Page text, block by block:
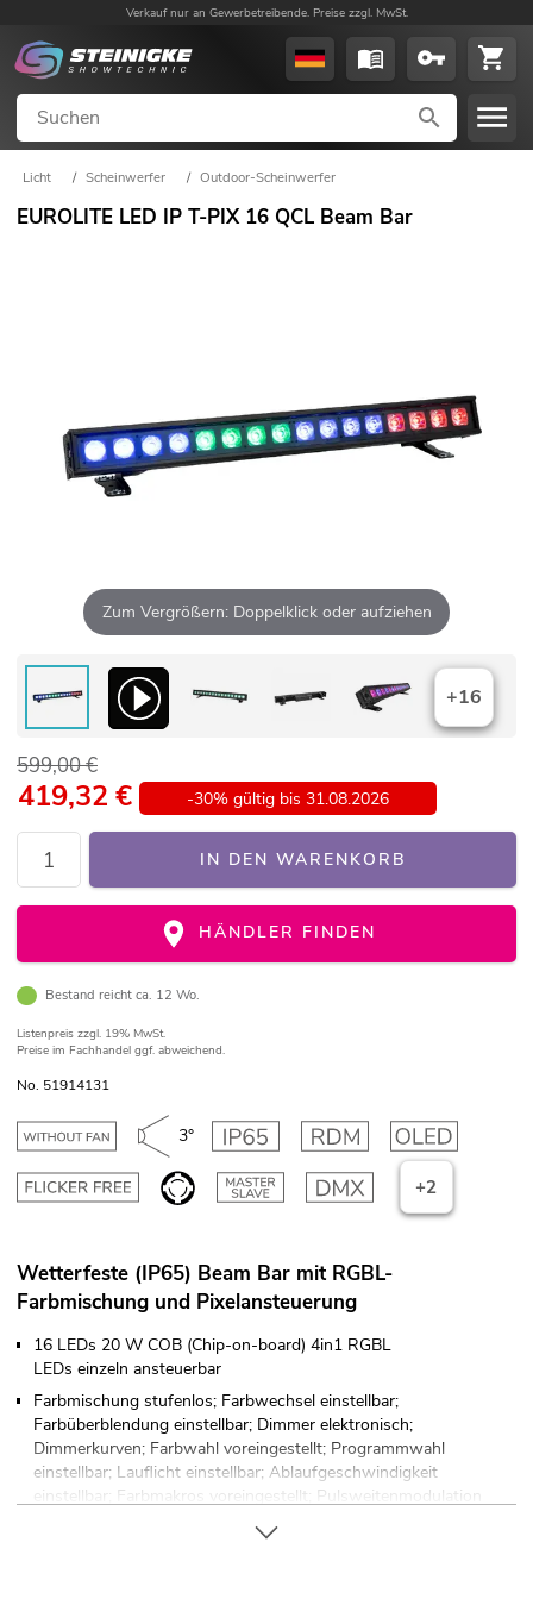
Verkauf nur an Gewerbetreibende. Preise zzgl. MwSt.
Licht / Scheinwerfer / Outdoor-Scheinwerfer
EUROLITE LED IP T-PIX 16 QCL Beam Bar
Zum Vergrößern: Doppelklick oder aufziehen
+16
599,00 €
419,32 € -30% gültig bis 31.08.2026
IN DEN WARENKORB
HÄNDLER FINDEN
Bestand reicht ca. 12 Wo.
Listenpreis zzgl. 19% MwSt.
Preise im Fachhandel ggf. abweichend.
No. 51914131
3°
+2
Wetterfeste (IP65) Beam Bar mit RGBL-
Farbmischung und Pixelansteuerung
16 LEDs 20 W COB (Chip-on-board) 4in1 RGBL
LEDs einzeln ansteuerbar
Farbmischung stufenlos; Farbwechsel einstellbar;
Farbüberblendung einstellbar; Dimmer elektronisch;
Dimmerkurven; Farbwahl voreingestellt; Programmwahl
einstellbar; Lauflicht einstellbar; Ablaufgeschwindigkeit
einstellbar; Farbmakros voreingestellt; Pulsweitenmodulation